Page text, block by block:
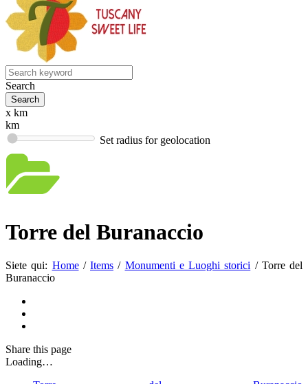
Search
x km
km
Set radius for geolocation
Torre del Buranaccio
Siete qui: Home / Items / Monumenti e Luoghi storici / Torre del
Buranaccio
Share this page
Loading…